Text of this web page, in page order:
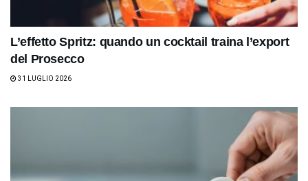
L’effetto Spritz: quando un cocktail traina l’export
del Prosecco
31 LUGLIO 2026